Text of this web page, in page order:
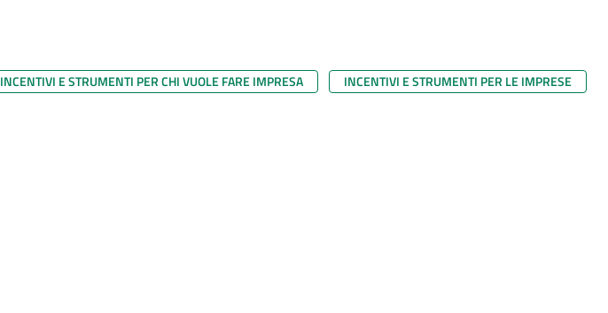
INCENTIVI E STRUMENTI PER CHI VUOLE FARE IMPRESA INCENTIVI E STRUMENTI PER LE IMPRESE